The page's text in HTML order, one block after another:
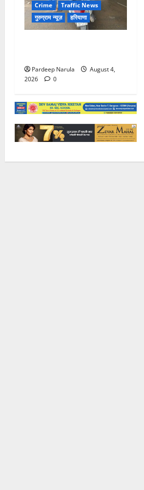
Crime
Traffic News
गुरुग्राम न्यूज़
हरियाणा
Pardeep Narula
August 4,
2026
0